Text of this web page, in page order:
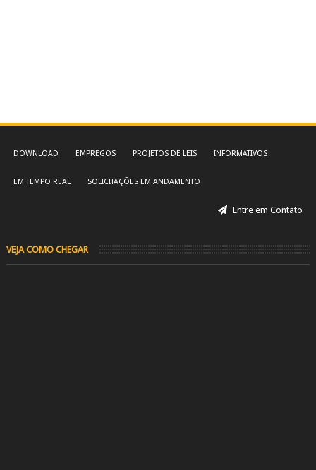
DOWNLOAD EMPREGOS PROJETOS DE LEIS INFORMATIVOS
EM TEMPO REAL SOLICITAÇÕES EM ANDAMENTO
Entre em Contato
VEJA COMO CHEGAR